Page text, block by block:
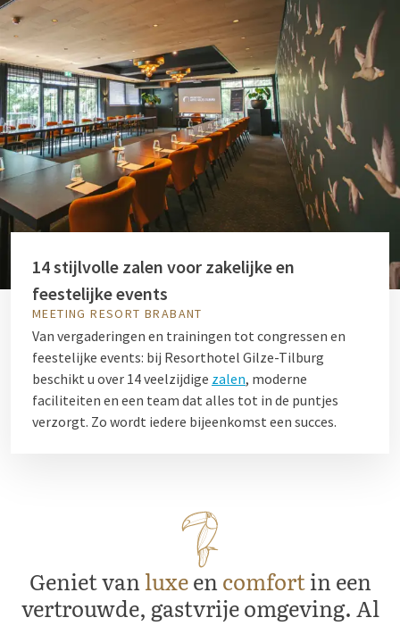
14 stijlvolle zalen voor zakelijke en
feestelijke events
MEETING RESORT BRABANT
Van vergaderingen en trainingen tot congressen en
feestelijke events: bij Resorthotel Gilze-Tilburg
beschikt u over 14 veelzijdige zalen, moderne
faciliteiten en een team dat alles tot in de puntjes
verzorgt. Zo wordt iedere bijeenkomst een succes.
Geniet vanluxeencomfortin een
vertrouwde, gastvrije omgeving. Al